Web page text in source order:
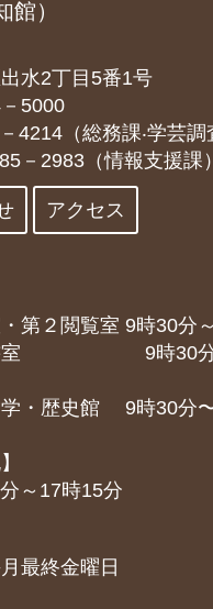
館）
水2丁目5番1号
5000
4214（総務課‧学芸調
（情報支援課）
アクセス
第２閲覧室 9時30分
書室 9時30分
・歴史館 9時30分
～17時15分
最終金曜日